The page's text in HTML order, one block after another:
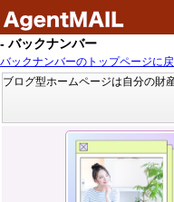
- バックナンバー
バックナンバーのトップページに
ブログ型ホームページは自分の財